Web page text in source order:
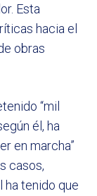
Esta
hacia el
obras
“mil
él, ha
en marcha”
casos,
ha tenido que